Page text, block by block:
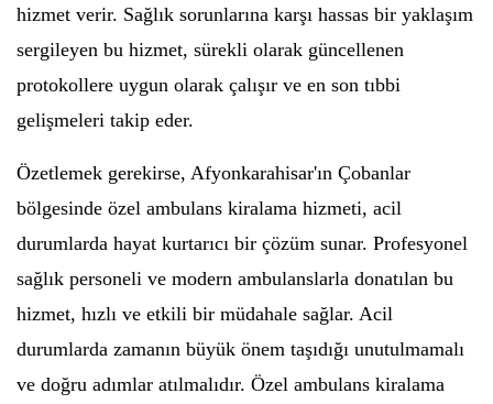
hizmet verir. Sağlık sorunlarına karşı hassas bir yaklaşım
sergileyen bu hizmet, sürekli olarak güncellenen
protokollere uygun olarak çalışır ve en son tıbbi
gelişmeleri takip eder.
Özetlemek gerekirse, Afyonkarahisar'ın Çobanlar
bölgesinde özel ambulans kiralama hizmeti, acil
durumlarda hayat kurtarıcı bir çözüm sunar. Profesyonel
sağlık personeli ve modern ambulanslarla donatılan bu
hizmet, hızlı ve etkili bir müdahale sağlar. Acil
durumlarda zamanın büyük önem taşıdığı unutulmamalı
ve doğru adımlar atılmalıdır. Özel ambulans kiralama